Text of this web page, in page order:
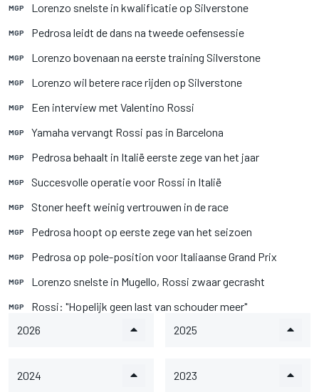
MGP Lorenzo snelste in kwalificatie op Silverstone
MGP Pedrosa leidt de dans na tweede oefensessie
MGP Lorenzo bovenaan na eerste training Silverstone
MGP Lorenzo wil betere race rijden op Silverstone
MGP Een interview met Valentino Rossi
MGP Yamaha vervangt Rossi pas in Barcelona
MGP Pedrosa behaalt in Italië eerste zege van het jaar
MGP Succesvolle operatie voor Rossi in Italië
MGP Stoner heeft weinig vertrouwen in de race
MGP Pedrosa hoopt op eerste zege van het seizoen
MGP Pedrosa op pole-position voor Italiaanse Grand Prix
MGP Lorenzo snelste in Mugello, Rossi zwaar gecrasht
MGP
Rossi: "Hopelijk geen last van schouder meer"
2026
2025
2024 2023